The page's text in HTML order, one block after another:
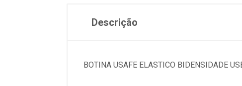
Descrição
BOTINA USAFE ELASTICO BIDENSIDADE